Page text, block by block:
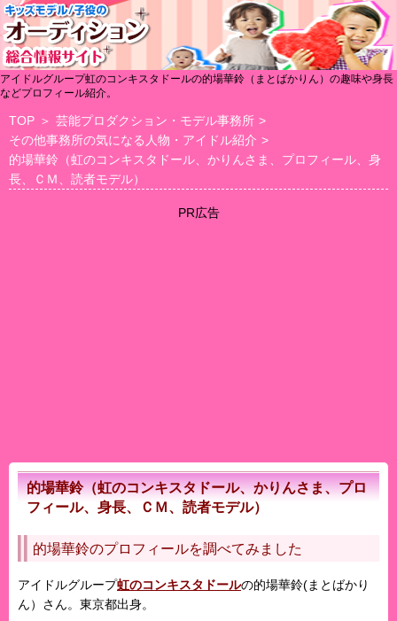
アイドルグループ虹のコンキスタドールの的場華鈴（まとばかりん）の趣味や身長
などプロフィール紹介。
TOP ＞ 芸能プロダクション・モデル事務所 >
その他事務所の気になる人物・アイドル紹介 >
的場華鈴（虹のコンキスタドール、かりんさま、プロフィール、身
長、ＣＭ、読者モデル）
PR広告
的場華鈴（虹のコンキスタドール、かりんさま、プロ
フィール、身長、ＣＭ、読者モデル）
的場華鈴のプロフィールを調べてみました
アイドルグループ虹のコンキスタドールの的場華鈴(まとばかり
ん）さん。東京都出身。